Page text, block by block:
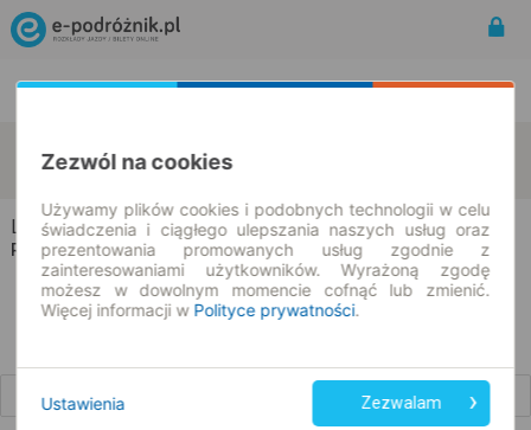
09.08.2026 | -- : --
Lisów → Wola Morawicka
Rozkład jazdy i bilety
Zezwól na cookies
Używamy plików cookies i podobnych technologii w celu
świadczenia i ciągłego ulepszania naszych usług oraz
prezentowania promowanych usług zgodnie z
zainteresowaniami użytkowników. Wyrażoną zgodę
możesz w dowolnym momencie cofnąć lub zmienić.
Więcej informacji w Polityce prywatności.
Ustawienia Zezwalam